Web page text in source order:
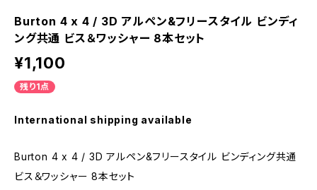
Burton 4 x 4 / 3D アルペン&フリースタイル ビンディ
ング共通 ビス＆ワッシャー 8本セット
¥1,100
残り1点
International shipping available
Burton 4 x 4 / 3D アルペン&フリースタイル ビンディング共通
ビス＆ワッシャー 8本セット